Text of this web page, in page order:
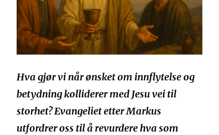
Hva gjør vi når ønsket om innflytelse og
betydning kolliderer med Jesu vei til
storhet? Evangeliet etter Markus
utfordrer oss til å revurdere hva som